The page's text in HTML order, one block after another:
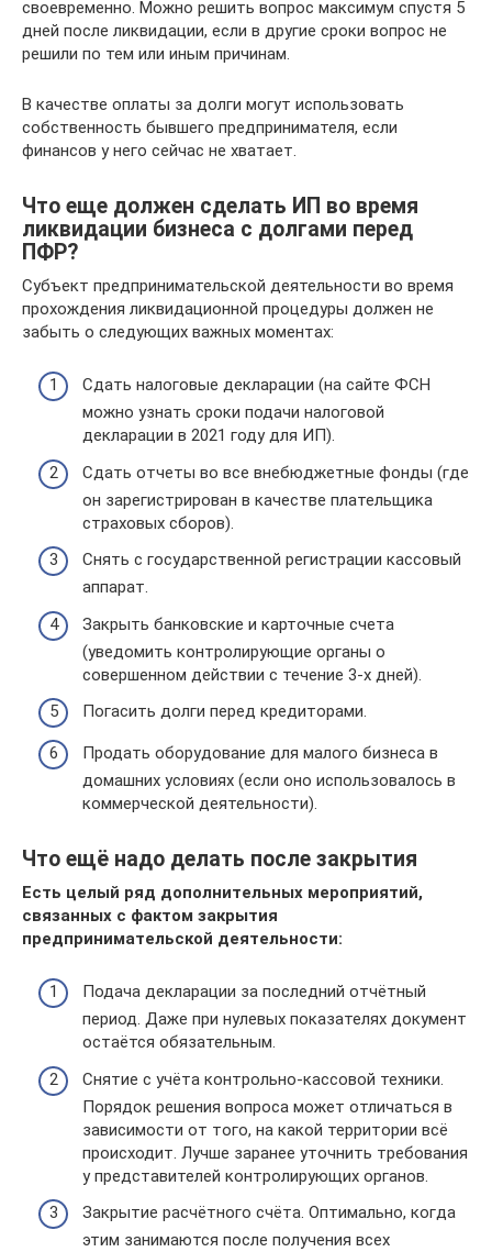
своевременно. Можно решить вопрос максимум спустя 5
дней после ликвидации, если в другие сроки вопрос не
решили по тем или иным причинам.
В качестве оплаты за долги могут использовать
собственность бывшего предпринимателя, если
финансов у него сейчас не хватает.
Что еще должен сделать ИП во время
ликвидации бизнеса с долгами перед
ПФР?
Субъект предпринимательской деятельности во время
прохождения ликвидационной процедуры должен не
забыть о следующих важных моментах:
Сдать налоговые декларации (на сайте ФСН
можно узнать сроки подачи налоговой
декларации в 2021 году для ИП).
Сдать отчеты во все внебюджетные фонды (где
он зарегистрирован в качестве плательщика
страховых сборов).
Снять с государственной регистрации кассовый
аппарат.
Закрыть банковские и карточные счета
(уведомить контролирующие органы о
совершенном действии с течение 3-х дней).
Погасить долги перед кредиторами.
Продать оборудование для малого бизнеса в
домашних условиях (если оно использовалось в
коммерческой деятельности).
Что ещё надо делать после закрытия
Есть целый ряд дополнительных мероприятий,
связанных с фактом закрытия
предпринимательской деятельности:
Подача декларации за последний отчётный
период. Даже при нулевых показателях документ
остаётся обязательным.
Снятие с учёта контрольно-кассовой техники.
Порядок решения вопроса может отличаться в
зависимости от того, на какой территории всё
происходит. Лучше заранее уточнить требования
у представителей контролирующих органов.
Закрытие расчётного счёта. Оптимально, когда
этим занимаются после получения всех